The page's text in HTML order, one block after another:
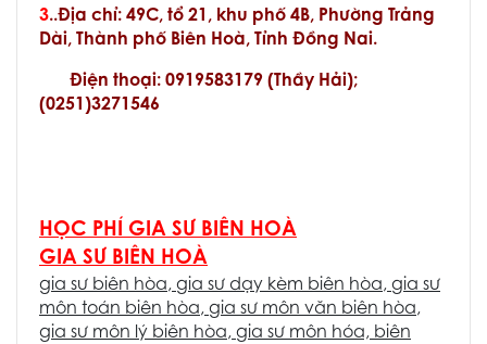
3..Địa chỉ: 49C, tổ 21, khu phố 4B, Phường Trảng
Dài, Thành phố Biên Hoà, Tỉnh Đồng Nai.
Điện thoại: 0919583179 (Thầy Hải);
(0251)3271546
HỌC PHÍ GIA SƯ BIÊN HOÀ
GIA SƯ BIÊN HOÀ
gia sư biên hòa, gia sư dạy kèm biên hòa, gia sư
môn toán biên hòa, gia sư môn văn biên hòa,
gia sư môn lý biên hòa, gia sư môn hóa, biên